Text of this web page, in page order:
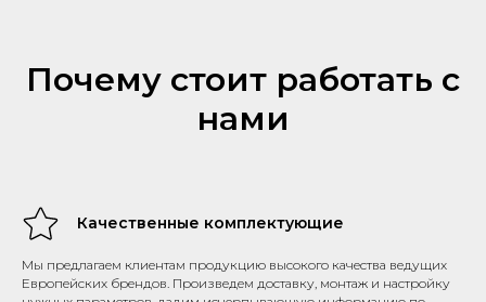
Почему стоит работать с
нами
Качественные комплектующие
Мы предлагаем клиентам продукцию высокого качества ведущих
Европейских брендов. Произведем доставку, монтаж и настройку